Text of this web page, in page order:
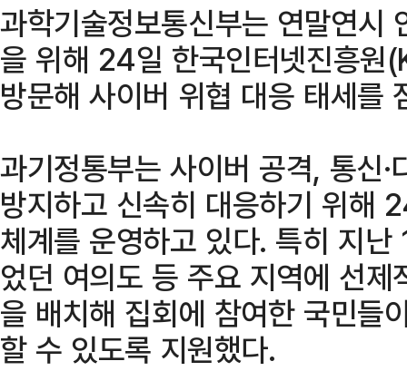
과학기술정보통신부는 연말연시
을 위해 24일 한국인터넷진흥원
방문해 사이버 위협 대응 태세를
과기정통부는 사이버 공격, 통신
방지하고 신속히 대응하기 위해
체계를 운영하고 있다. 특히 지
었던 여의도 등 주요 지역에 선
을 배치해 집회에 참여한 국민들
할 수 있도록 지원했다.